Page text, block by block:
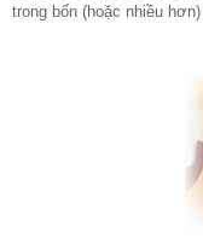
trong bốn (hoặc nhiều